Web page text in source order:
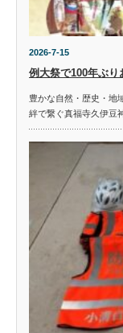
2026-7-15
例大祭で100年ぶ
豊かな自然・歴史・地
絆で繋ぐ真福寺久伊豆